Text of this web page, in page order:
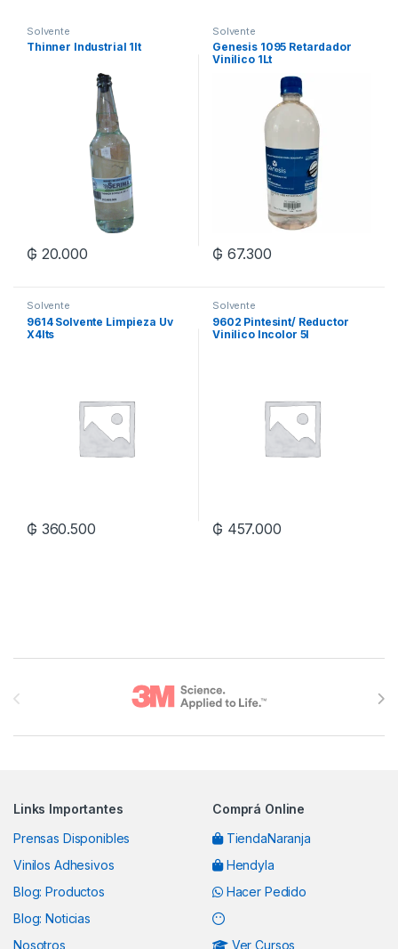
Solvente
Thinner Industrial 1lt
₲ 20.000
Solvente
Genesis 1095 Retardador
Vinilico 1Lt
₲ 67.300
Solvente
9614 Solvente Limpieza Uv
X4lts
₲ 360.500
Solvente
9602 Pintesint/ Reductor
Vinilico Incolor 5l
₲ 457.000
Links Importantes
Prensas Disponibles
Vinilos Adhesivos
Blog: Productos
Blog: Noticias
Nosotros
Comprá Online
TiendaNaranja
Hendyla
Hacer Pedido
Ver Cursos